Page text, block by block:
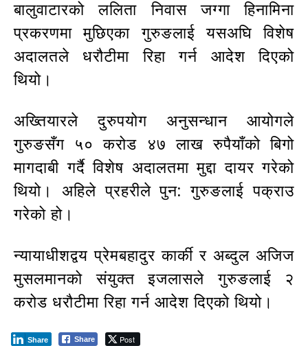
बालुवाटारको ललिता निवास जग्गा हिनामिना
प्रकरणमा मुछिएका गुरुङलाई यसअघि विशेष
अदालतले धरौटीमा रिहा गर्न आदेश दिएको
थियो।
अख्तियारले दुरुपयोग अनुसन्धान आयोगले
गुरुङसँग ५० करोड ४७ लाख रुपैयाँको बिगो
मागदाबी गर्दै विशेष अदालतमा मुद्दा दायर गरेको
थियो। अहिले प्रहरीले पुन: गुरुङलाई पक्राउ
गरेको हो।
न्यायाधीशद्वय प्रेमबहादुर कार्की र अब्दुल अजिज
मुसलमानको संयुक्त इजलासले गुरुङलाई २
करोड धरौटीमा रिहा गर्न आदेश दिएको थियो।
Share Post
Share